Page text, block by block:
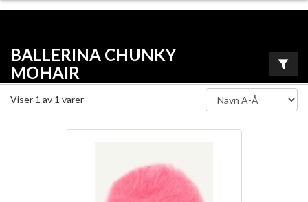
BALLERINA CHUNKY
MOHAIR
Viser 1 av 1 varer